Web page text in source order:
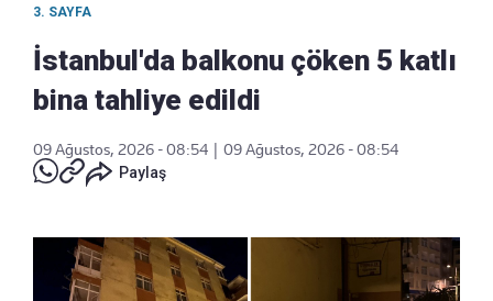
3. SAYFA
İstanbul'da balkonu çöken 5 katlı
bina tahliye edildi
09 Ağustos, 2026 - 08:54
09 Ağustos, 2026 - 08:54
Paylaş